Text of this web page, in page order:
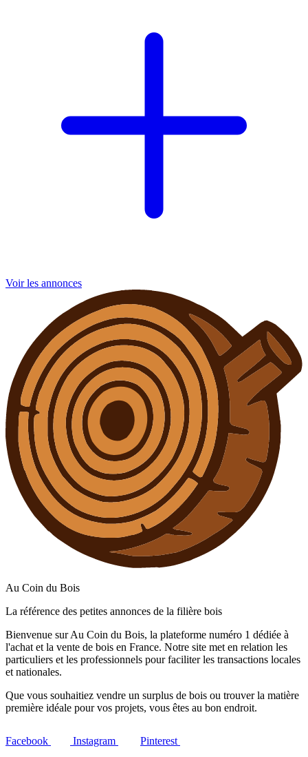
Voir les annonces
Au Coin du Bois
La référence des petites annonces de la filière bois
Bienvenue sur Au Coin du Bois, la plateforme numéro 1 dédiée à
l'achat et la vente de bois en France. Notre site met en relation les
particuliers et les professionnels pour faciliter les transactions locales
et nationales.
Que vous souhaitiez vendre un surplus de bois ou trouver la matière
première idéale pour vos projets, vous êtes au bon endroit.
Facebook Instagram Pinterest